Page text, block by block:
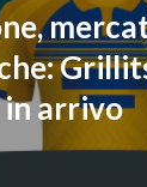
in arrivo